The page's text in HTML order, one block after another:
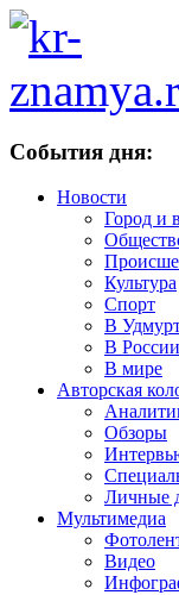
События дня:
Новости
Город и
Культура
Спорт
В
В России
В мире
Авторская
Обзоры
Личные
Мультимедиа
Видео